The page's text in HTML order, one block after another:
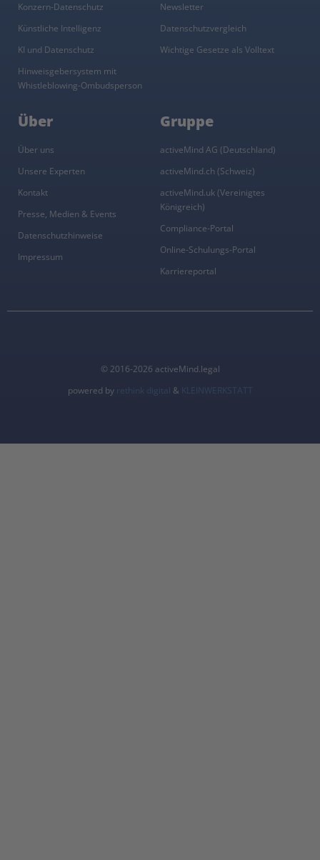
Konzern-Datenschutz
Künstliche Intelligenz
KI und Datenschutz
Hinweisgebersystem mit
Whistleblowing-Ombudsperson
Newsletter
Datenschutzvergleich
Wichtige Gesetze als Volltext
Über
Über uns
Unsere Experten
Kontakt
Presse, Medien & Events
Datenschutzhinweise
Impressum
Gruppe
activeMind AG (Deutschland)
activeMind.ch (Schweiz)
activeMind.uk (Vereinigtes
Königreich)
Compliance-Portal
Online-Schulungs-Portal
Karriereportal
© 2016-2026 activeMind.legal
powered by rethink digital & KLEINWERKSTATT